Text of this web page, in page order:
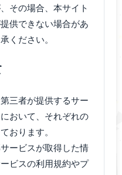
その場合、本サイト
供できない場合があ
ください。
三者が提供するサー
おいて、それぞれの
おります。
ービスが取得した情
ビスの利用規約やプ